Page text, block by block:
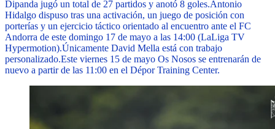
Dipanda jugó un total de 27 partidos y anotó 8 goles.Antonio
Hidalgo dispuso tras una activación, un juego de posición con
porterías y un ejercicio táctico orientado al encuentro ante el FC
Andorra de este domingo 17 de mayo a las 14:00 (LaLiga TV
Hypermotion).Únicamente David Mella está con trabajo
personalizado.Este viernes 15 de mayo Os Nosos se entrenarán de
nuevo a partir de las 11:00 en el Dépor Training Center.